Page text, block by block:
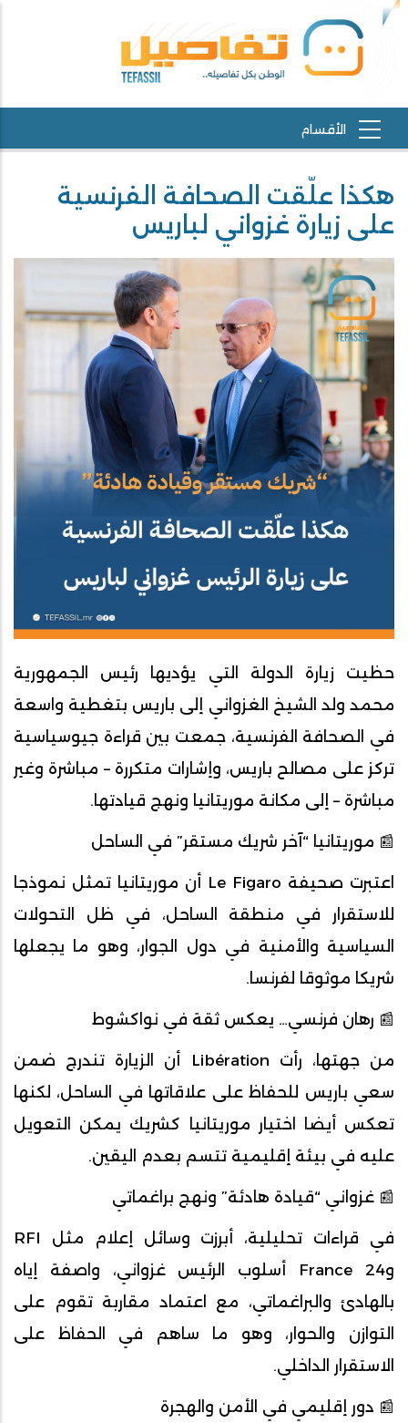
هكذا علّقت الصحافة الفرنسية
على زيارة غزواني لباريس
حظيت زيارة الدولة التي يؤديها رئيس الجمهورية
محمد ولد الشيخ الغزواني إلى باريس بتغطية واسعة
في الصحافة الفرنسية، جمعت بين قراءة جيوسياسية
تركز على مصالح باريس، وإشارات متكررة – مباشرة وغير
مباشرة – إلى مكانة موريتانيا ونهج قيادتها.
📰 موريتانيا “آخر شريك مستقر” في الساحل
اعتبرت صحيفة Le Figaro أن موريتانيا تمثل نموذجا
للاستقرار في منطقة الساحل، في ظل التحولات
السياسية والأمنية في دول الجوار، وهو ما يجعلها
شريكا موثوقا لفرنسا.
📰 رهان فرنسي… يعكس ثقة في نواكشوط
من جهتها، رأت Libération أن الزيارة تندرج ضمن
سعي باريس للحفاظ على علاقاتها في الساحل، لكنها
تعكس أيضا اختيار موريتانيا كشريك يمكن التعويل
عليه في بيئة إقليمية تتسم بعدم اليقين.
📰 غزواني “قيادة هادئة” ونهج براغماتي
في قراءات تحليلية، أبرزت وسائل إعلام مثل RFI
وFrance 24 أسلوب الرئيس غزواني، واصفة إياه
بالهادئ والبراغماتي، مع اعتماد مقاربة تقوم على
التوازن والحوار، وهو ما ساهم في الحفاظ على
الاستقرار الداخلي.
📰 دور إقليمي في الأمن والهجرة